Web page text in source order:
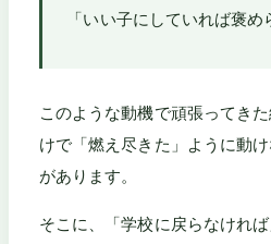
「いい子にしていれば褒め
このような動機で頑張ってき
けで「燃え尽きた」ように動
があります。
そこに、「学校に戻らなけれ